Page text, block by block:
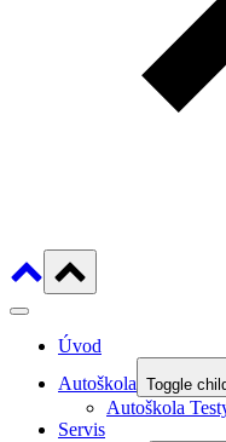
Úvod
Autoškola Toggle
Autoškola
Servis